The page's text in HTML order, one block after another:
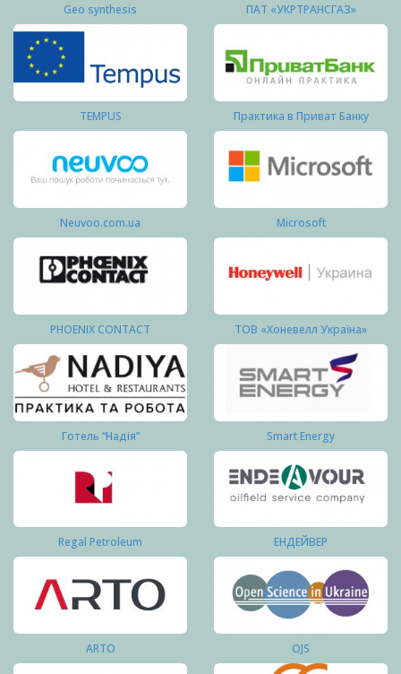
Geo synthesis ПАТ «УКРТРАНСГАЗ»
TEMPUS Практика в Приват Банку
Neuvoo.com.ua Microsoft
PHOENIX CONTACT ТОВ «Хоневелл Україна»
Готель “Надія” Smart Energy
Regal Petroleum ЕНДЕЙВЕР
ARTO OJS